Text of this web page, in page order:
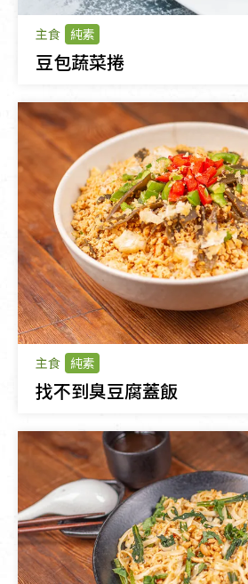
主食 純素
豆包蔬菜捲
主食 純素
找不到臭豆腐蓋飯